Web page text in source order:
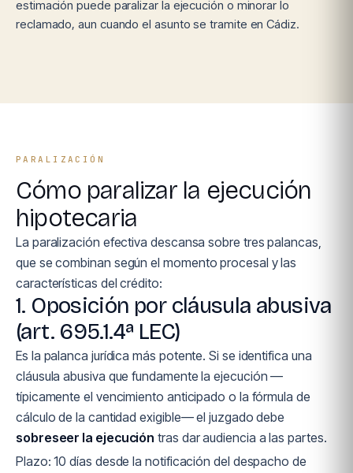
estimación puede paralizar la ejecución o minorar lo
reclamado, aun cuando el asunto se tramite en Cádiz.
PARALIZACIÓN
Cómo paralizar la ejecución
hipotecaria
La paralización efectiva descansa sobre tres palancas,
que se combinan según el momento procesal y las
características del crédito:
1. Oposición por cláusula abusiva
(art. 695.1.4ª LEC)
Es la palanca jurídica más potente. Si se identifica una
cláusula abusiva que fundamente la ejecución —
típicamente el vencimiento anticipado o la fórmula de
cálculo de la cantidad exigible— el juzgado debe
sobreseer la ejecución tras dar audiencia a las partes.
Plazo: 10 días desde la notificación del despacho de